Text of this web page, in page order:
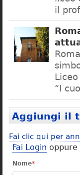
il
“I
Aggiungi il
Fai clic qui per
Fai Login oppure
Nome*